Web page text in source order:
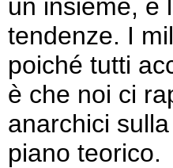
un insieme, e
tendenze. I
poiché tutti
è che noi ci
anarchici
piano teorico.